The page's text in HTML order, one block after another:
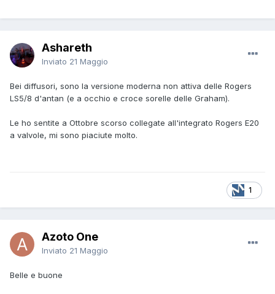
Ashareth
Inviato 21 Maggio
Bei diffusori, sono la versione moderna non attiva delle Rogers
LS5/8 d'antan (e a occhio e croce sorelle delle Graham).
Le ho sentite a Ottobre scorso collegate all'integrato Rogers E20
a valvole, mi sono piaciute molto.
1
Azoto One
Inviato 21 Maggio
Belle e buone